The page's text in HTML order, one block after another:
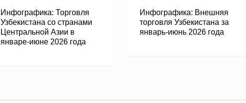
Инфографика: Торговля
Узбекистана со странами
Центральной Азии в
январе-июне 2026 года
Инфографика: Внешняя
торговля Узбекистана за
январь-июнь 2026 года